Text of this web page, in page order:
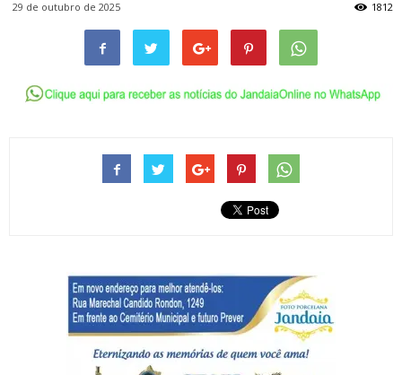
29 de outubro de 2025 1812